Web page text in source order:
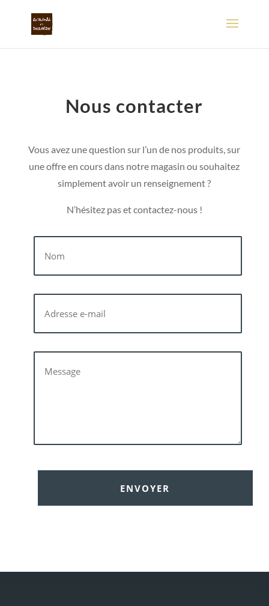
Nous contacter
Vous avez une question sur l’un de nos produits, sur
une offre en cours dans notre magasin ou souhaitez
simplement avoir un renseignement ?
N’hésitez pas et contactez-nous !